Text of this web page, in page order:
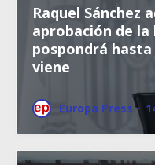
Raquel Sánchez
aprobación de la
pospondrá
viene
Europa Press ·